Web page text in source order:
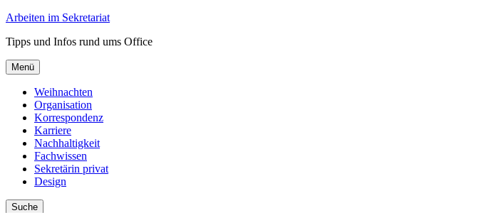
Arbeiten im Sekretariat
Tipps und Infos rund ums Office
Menü
Weihnachten
Organisation
Korrespondenz
Karriere
Nachhaltigkeit
Fachwissen
Sekretärin privat
Design
Suche